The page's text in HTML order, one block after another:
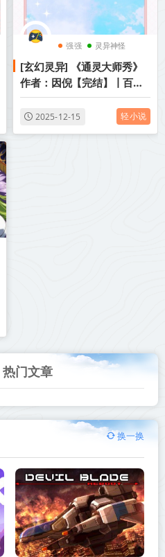
强强 灵异神怪
三教九流
[玄幻灵异] 《通灵大师秀》
作者：因倪【完结】丨百度
网盘免费txt下载
2025-12-15 轻小说
热门文章
换一换